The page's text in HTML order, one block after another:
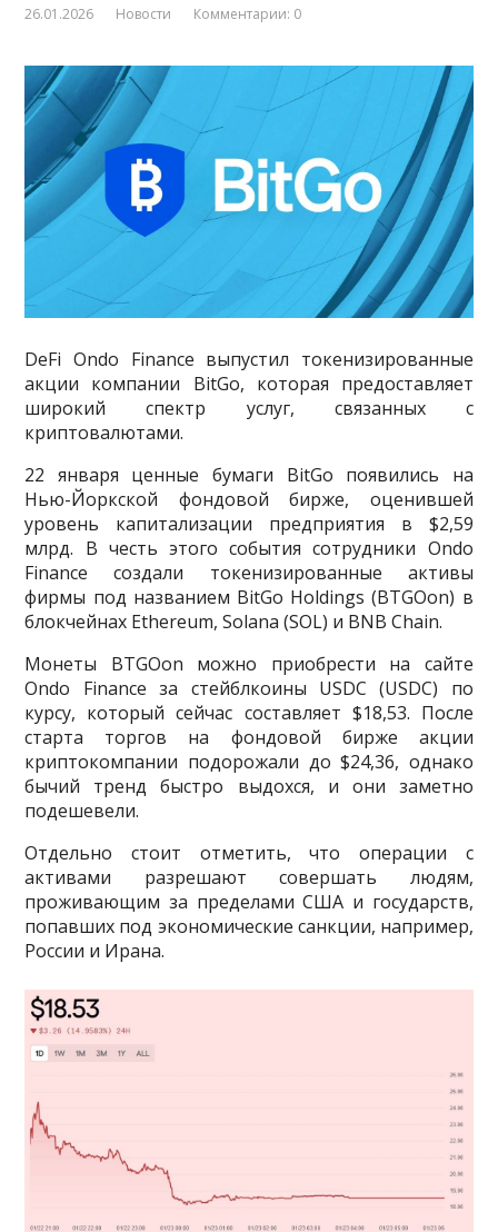
26.01.2026 Новости Комментарии: 0
DeFi Ondo Finance выпустил токенизированные
акции компании BitGo, которая предоставляет
широкий спектр услуг, связанных с
криптовалютами.
22 января ценные бумаги BitGo появились на
Нью-Йоркской фондовой бирже, оценившей
уровень капитализации предприятия в $2,59
млрд. В честь этого события сотрудники Ondo
Finance создали токенизированные активы
фирмы под названием BitGo Holdings (BTGOon) в
блокчейнах Ethereum, Solana (SOL) и BNB Chain.
Монеты BTGOon можно приобрести на сайте
Ondo Finance за стейблкоины USDC (USDC) по
курсу, который сейчас составляет $18,53. После
старта торгов на фондовой бирже акции
криптокомпании подорожали до $24,36, однако
бычий тренд быстро выдохся, и они заметно
подешевели.
Отдельно стоит отметить, что операции с
активами разрешают совершать людям,
проживающим за пределами США и государств,
попавших под экономические санкции, например,
России и Ирана.